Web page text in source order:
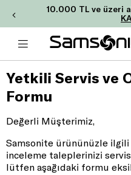
10.000 TL ve üzeri
Yetkili Servis ve
Formu
Değerli Müşterimiz,
Samsonite ürününüzle
inceleme taleplerinizi
lütfen aşağıdaki formu